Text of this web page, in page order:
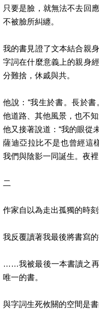
只要是臉，就無法不去回
不被臉所糾纏。
我的書見證了文本結合親
字詞在什麼意義上的親身
分難捨，休戚與共。
他說： “我生於書。長於
他道路、其他風景，也不知
他又接著說道： “我的眼從
薩迪亞拉比不是也曾經這
我們與陰影一同誕生。夜
二
作家自以為走出孤獨的時刻
我反覆讀著我最後將書寫的
……我被最後一本書讀之
唯一的書。
與字詞生死攸關的空間是